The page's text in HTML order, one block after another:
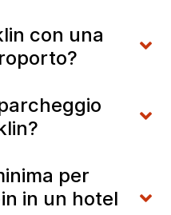
con una
per
in un hotel